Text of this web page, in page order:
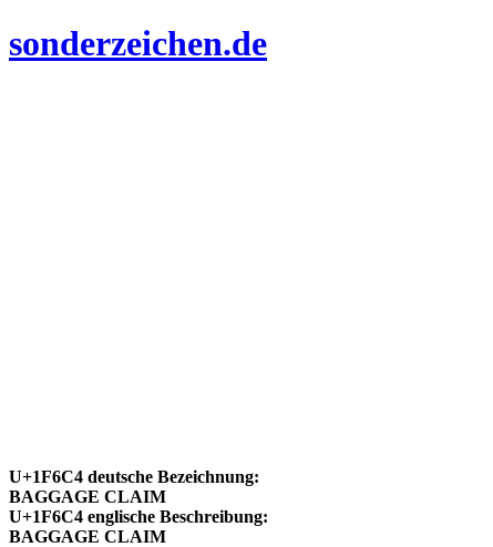
sonderzeichen.de
U+1F6C4 deutsche Bezeichnung:
BAGGAGE CLAIM
U+1F6C4 englische Beschreibung:
BAGGAGE CLAIM